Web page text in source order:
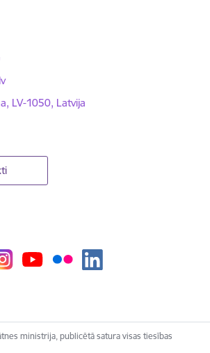
LV-1050, Latvija
ministrija, publicētā satura visas tiesības